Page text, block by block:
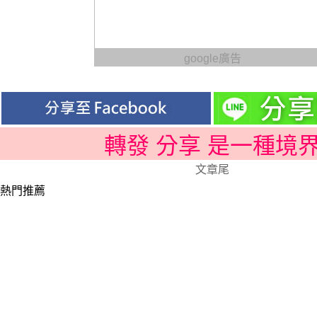
google廣告
轉發 分享 是一種境
文章尾
熱門推薦